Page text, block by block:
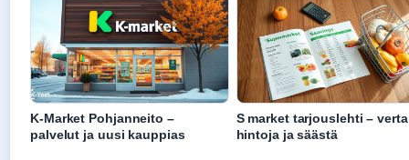
K-Market Pohjanneito –
palvelut ja uusi kauppias
S market tarjouslehti –
hintoja ja säästä